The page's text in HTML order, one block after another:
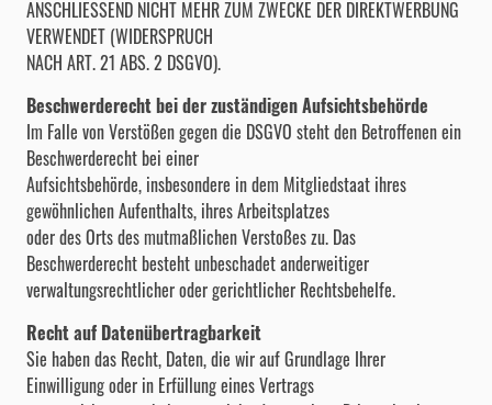
ANSCHLIESSEND NICHT MEHR ZUM ZWECKE DER DIREKTWERBUNG
VERWENDET (WIDERSPRUCH
NACH ART. 21 ABS. 2 DSGVO).
Beschwerderecht bei der zuständigen Aufsichtsbehörde
Im Falle von Verstößen gegen die DSGVO steht den Betroffenen ein
Beschwerderecht bei einer
Aufsichtsbehörde, insbesondere in dem Mitgliedstaat ihres
gewöhnlichen Aufenthalts, ihres Arbeitsplatzes
oder des Orts des mutmaßlichen Verstoßes zu. Das
Beschwerderecht besteht unbeschadet anderweitiger
verwaltungsrechtlicher oder gerichtlicher Rechtsbehelfe.
Recht auf Datenübertragbarkeit
Sie haben das Recht, Daten, die wir auf Grundlage Ihrer
Einwilligung oder in Erfüllung eines Vertrags